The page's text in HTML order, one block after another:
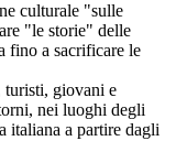
culturale "sulle
"le storie" delle
fino a sacrificare le
turisti, giovani e
nei luoghi degli
italiana a partire dagli